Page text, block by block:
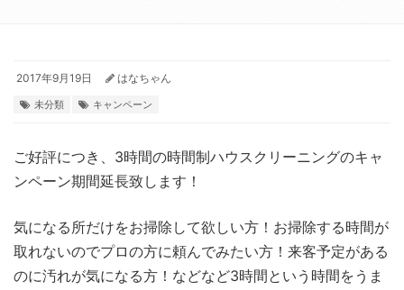
2017年9月19日 はなちゃん
未分類 キャンペーン
ご好評につき、3時間の時間制ハウスクリーニングのキャ
ンペーン期間延長致します！
気になる所だけをお掃除して欲しい方！お掃除する時間が
取れないのでプロの方に頼んでみたい方！来客予定がある
のに汚れが気になる方！などなど3時間という時間をうま